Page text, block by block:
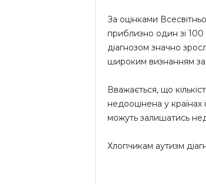
За оцінками
приблизно один зі 100
діагнозом значно
широким визнанням
Вважається, що
недооцінена у країнах
можуть залишатись
Хлопчикам аутизм